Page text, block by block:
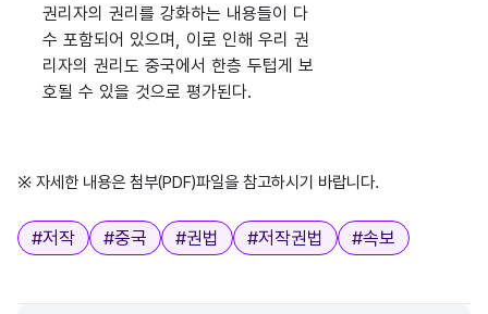
권리자의 권리를 강화하는 내용들이 다
수 포함되어 있으며, 이로 인해 우리 권
리자의 권리도 중국에서 한층 두텁게 보
호될 수 있을 것으로 평가된다.
※ 자세한 내용은 첨부(PDF)파일을 참고하시기 바랍니다.
태그
#저작 #중국 #권법 #저작권법 #속보